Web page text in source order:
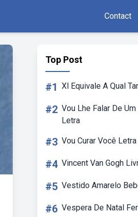
Contact
Top Post
#1 Xl Equivale A Qual
#2 Vou Lhe Falar De
Letra
#3 Vou Curar Você Letra
#4 Vincent Van Gogh
#5 Vestido Amarelo
#6 Vespera De Natal